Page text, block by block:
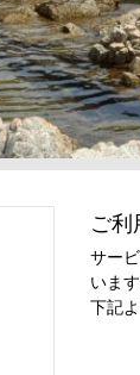
ご利
サー
います
下記